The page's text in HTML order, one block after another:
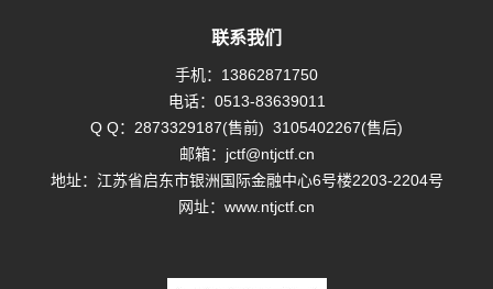
联系我们
手机： 13862871750
电话： 0513-83639011
Q Q： 2873329187(售前) 3105402267(售后)
邮箱： jctf@ntjctf.cn
地址：江苏省启东市银洲国际金融中心6号楼2203-2204号
网址： www.ntjctf.cn